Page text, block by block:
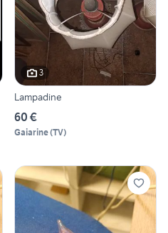
3
Lampadine
60 €
Gaiarine(TV)